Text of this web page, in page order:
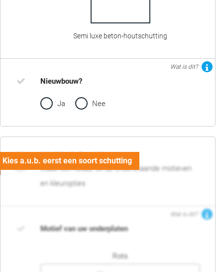
Semi luxe beton-houtschutting
Wat is dit?
Nieuwbouw?
Ja Nee
02. Motief en kleur
Maak een keuze uit de onderstaande motieven
en kleuropties
Wat is dit?
Motief van uw onderplaten
Rots